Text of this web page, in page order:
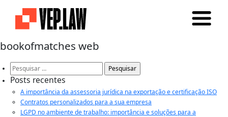
bookofmatches web
Pesquisar
por:
Posts recentes
A importância da assessoria jurídica na exportação e certificação ISO
Contratos personalizados para a sua empresa
LGPD no ambiente de trabalho: importância e soluções para a